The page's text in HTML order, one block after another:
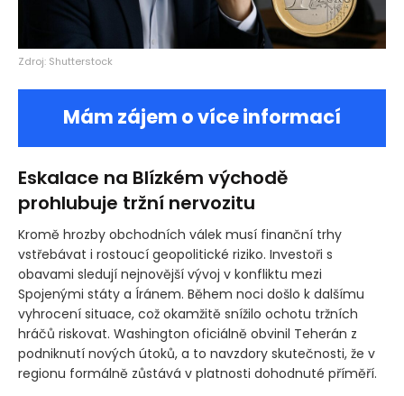
Zdroj: Shutterstock
Mám zájem o více informací
Eskalace na Blízkém východě
prohlubuje tržní nervozitu
Kromě hrozby obchodních válek musí finanční trhy
vstřebávat i rostoucí geopolitické riziko. Investoři s
obavami sledují nejnovější vývoj v konfliktu mezi
Spojenými státy a Íránem. Během noci došlo k dalšímu
vyhrocení situace, což okamžitě snížilo ochotu tržních
hráčů riskovat. Washington oficiálně obvinil Teherán z
podniknutí nových útoků, a to navzdory skutečnosti, že v
regionu formálně zůstává v platnosti dohodnuté příměří.